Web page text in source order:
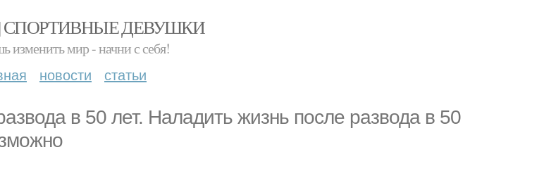
| СПОРТИВНЫЕ ДЕВУШКИ
изменить мир - начни с себя!
новости статьи
в 50 лет. Наладить жизнь после развода в 50